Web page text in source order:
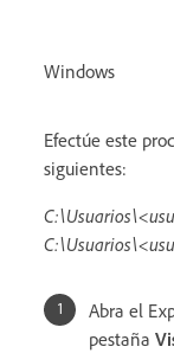
Windows
Efectúe este
siguientes:
Abra el
pestaña